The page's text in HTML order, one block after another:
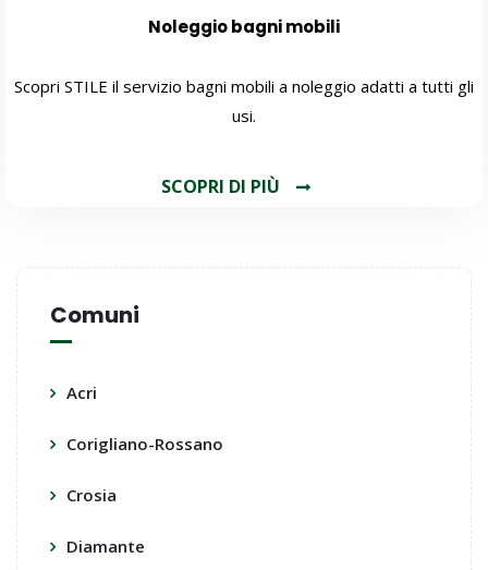
Noleggio bagni mobili
Scopri STILE il servizio bagni mobili a noleggio adatti a tutti gli
usi.
SCOPRI DI PIÙ
Comuni
Acri
Corigliano-Rossano
Crosia
Diamante